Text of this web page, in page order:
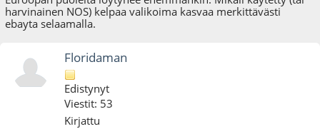
harvinainen NOS) kelpaa valikoima kasvaa merkittävästi
ebayta selaamalla.
Floridaman
Edistynyt
Viestit: 53
Kirjattu